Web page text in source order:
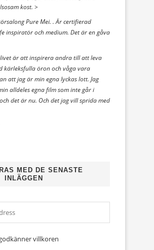
kost. >
Pure Mei. . Är certifierad
inspiratör och medium. Det är en gåva
är att inspirera andra till att leva
kärleksfulla öron och våga vara
att jag är min egna lyckas lott. Jag
alldeles egna film som inte går i
det är nu. Och det jag vill sprida med
MED DE SENASTE
INLÄGGEN
villkoren